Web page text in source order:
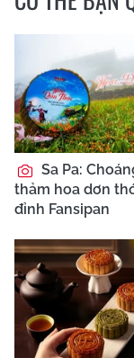
Sa Pa:
thảm hoa dơn
đỉnh Fansipan